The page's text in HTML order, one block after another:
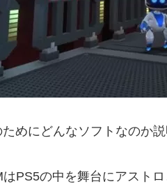
めにどんなソフトなのか説
はPS5の中を舞台にアスト